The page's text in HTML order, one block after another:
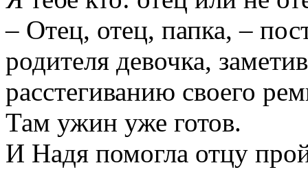
– Отец, отец, папка, –
родителя девочка,
расстегиванию своего
Там ужин уже готов.
И Надя помогла отцу